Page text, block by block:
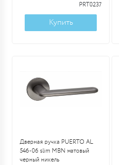
PRT0237
Купить
Дверная ручка PUERTO AL
546-06 slim MBN матовый
черный никель